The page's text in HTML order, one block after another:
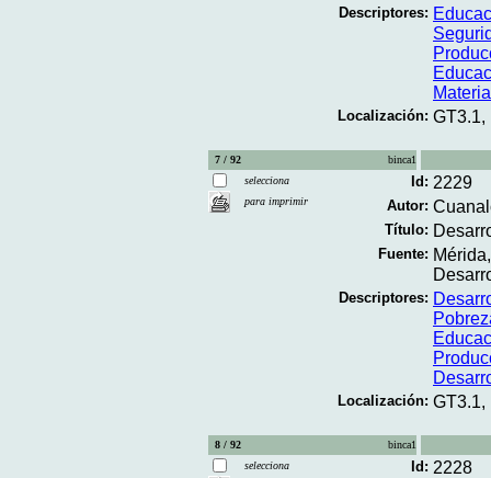
Descriptores:
Localización: GT3.1,
7 / 92
binca1
selecciona
para imprimir
Id: 2229
Autor:
Título:
Fuente:
Descriptores:
Localización: GT3.1,
8 / 92
binca1
selecciona
Id: 2228